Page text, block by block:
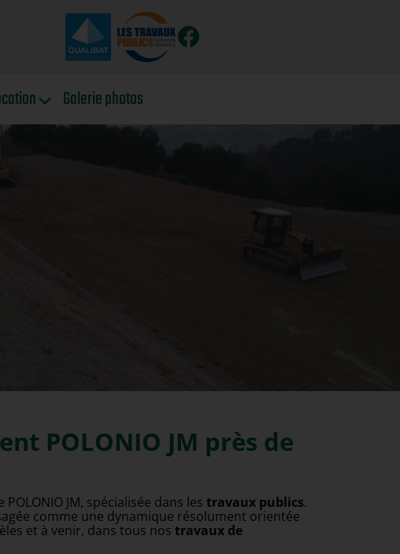
Galerie photos
06
POLONIO JM près de
JM, spécialisée dans les travaux publics.
comme une dynamique résolument orientée
et à venir, dans tous nos travaux de